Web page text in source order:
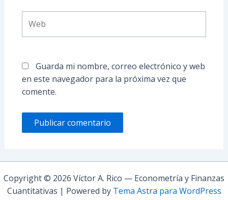
Guarda mi nombre, correo electrónico y web
en este navegador para la próxima vez que
comente.
Copyright © 2026 Víctor A. Rico — Econometría y Finanzas
Cuantitativas | Powered by Tema Astra para WordPress